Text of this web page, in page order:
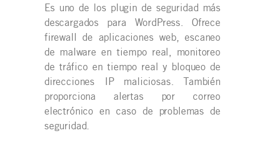
Es uno de los plugin de seguridad más
descargados para WordPress. Ofrece
firewall de aplicaciones web, escaneo
de malware en tiempo real, monitoreo
de tráfico en tiempo real y bloqueo de
direcciones IP maliciosas. También
proporciona alertas por correo
electrónico en caso de problemas de
seguridad.